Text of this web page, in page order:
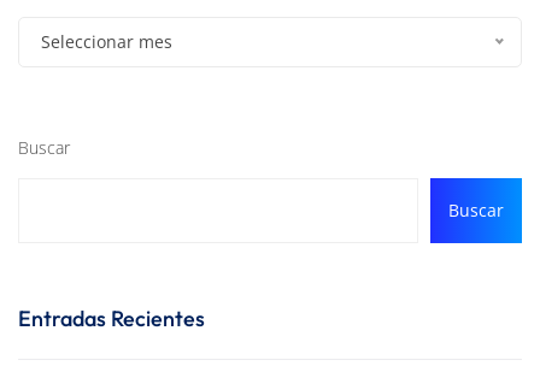
Seleccionar mes
Buscar
Buscar
Entradas Recientes